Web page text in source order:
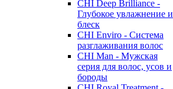
CHI Deep Brilliance -
Глубокое увлажнение и
блеск
CHI Enviro - Система
разглаживания волос
CHI Man - Мужская
серия для волос, усов и
бороды